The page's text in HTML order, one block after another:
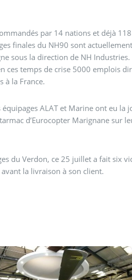
par 14 nations et déjà
finales du NH90 sont
sous la direction de NH Industries.
ces temps de crise 5000 emplois
à la France.
ALAT et Marine ont eu la
d’Eurocopter Marignane sur
du Verdon, ce 25 juillet a fait six
la livraison à son client.